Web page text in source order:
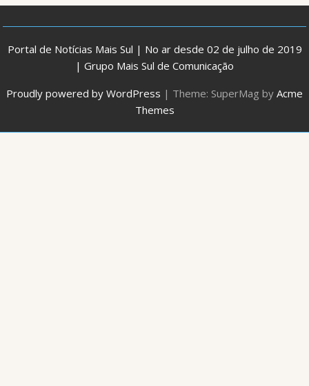
Portal de Notícias Mais Sul | No ar desde 02 de julho de 2019
| Grupo Mais Sul de Comunicação
Proudly powered by WordPress | Theme: SuperMag by Acme
Themes